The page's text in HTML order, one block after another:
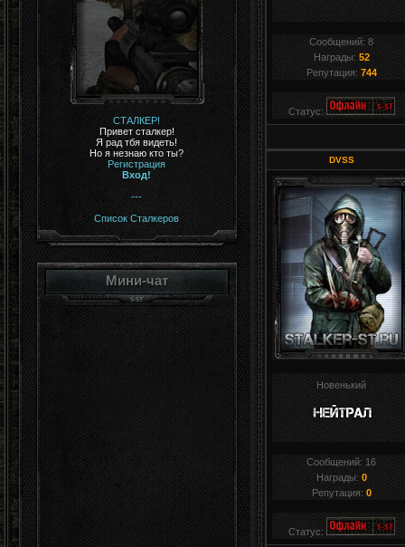
СТАЛКЕР!
Привет сталкер!
Я рад тбя видеть!
Но я незнаю кто ты?
Регистрация
Вход!
---
Список Сталкеров
Мини-чат
Сообщений:8
Награды: 52
Репутация: 744
Статус:
DVSS
Новенький
Сообщений: 16
Награды: 0
Репутация: 0
Статус: